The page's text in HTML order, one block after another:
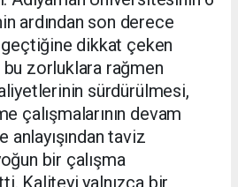
ardından son derece
dikkat çeken
zorluklara rağmen
sürdürülmesi,
çalışmalarının devam
taviz
bir çalışma
Kaliteyi yalnızca bir